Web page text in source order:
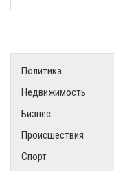
Политика
Недвижимость
Бизнес
Происшествия
Спорт